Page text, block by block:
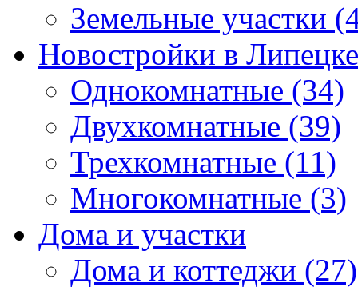
Земельные участки
Новостройки в Липецке
Однокомнатные (34)
Двухкомнатные (39)
Трехкомнатные (11)
Многокомнатные (3)
Дома и участки
Дома и коттеджи (27)